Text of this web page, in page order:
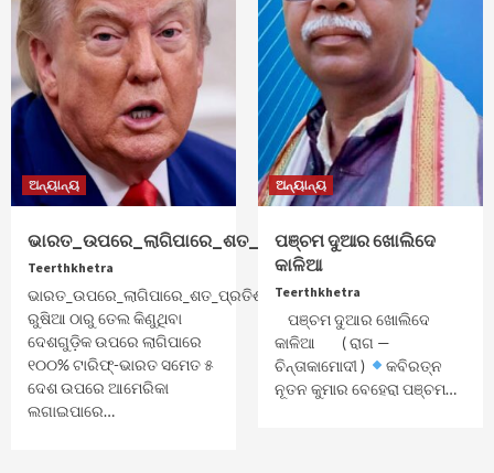
ଅନ୍ୟାନ୍ୟ
ଭାରତ_ଉପରେ_ଲାଗିପାରେ_ଶତ_ପ୍ରତିଶତ_ଟାରିଫ୍
Teerthkhetra
ଭାରତ_ଉପରେ_ଲାଗିପାରେ_ଶତ_ପ୍ରତିଶତ_ଟାରିଫ୍-
ରୁଷିଆ ଠାରୁ ତେଲ କିଣୁଥିବା
ଦେଶଗୁଡ଼ିକ ଉପରେ ଲାଗିପାରେ
୧୦୦% ଟାରିଫ୍-ଭାରତ ସମେତ ୫
ଦେଶ ଉପରେ ଆମେରିକା
ଲଗାଇପାରେ…
ଅନ୍ୟାନ୍ୟ
ପଞ୍ଚମ ଦୁଆର ଖୋଲିଦେ
କାଳିଆ
Teerthkhetra
ପଞ୍ଚମ ଦୁଆର ଖୋଲିଦେ
କାଳିଆ ( ରାଗ —
ଚିନ୍ତାକାମୋଦୀ )
କବିରତ୍ନ
ନୂତନ କୁମାର ବେହେରା ପଞ୍ଚମ…